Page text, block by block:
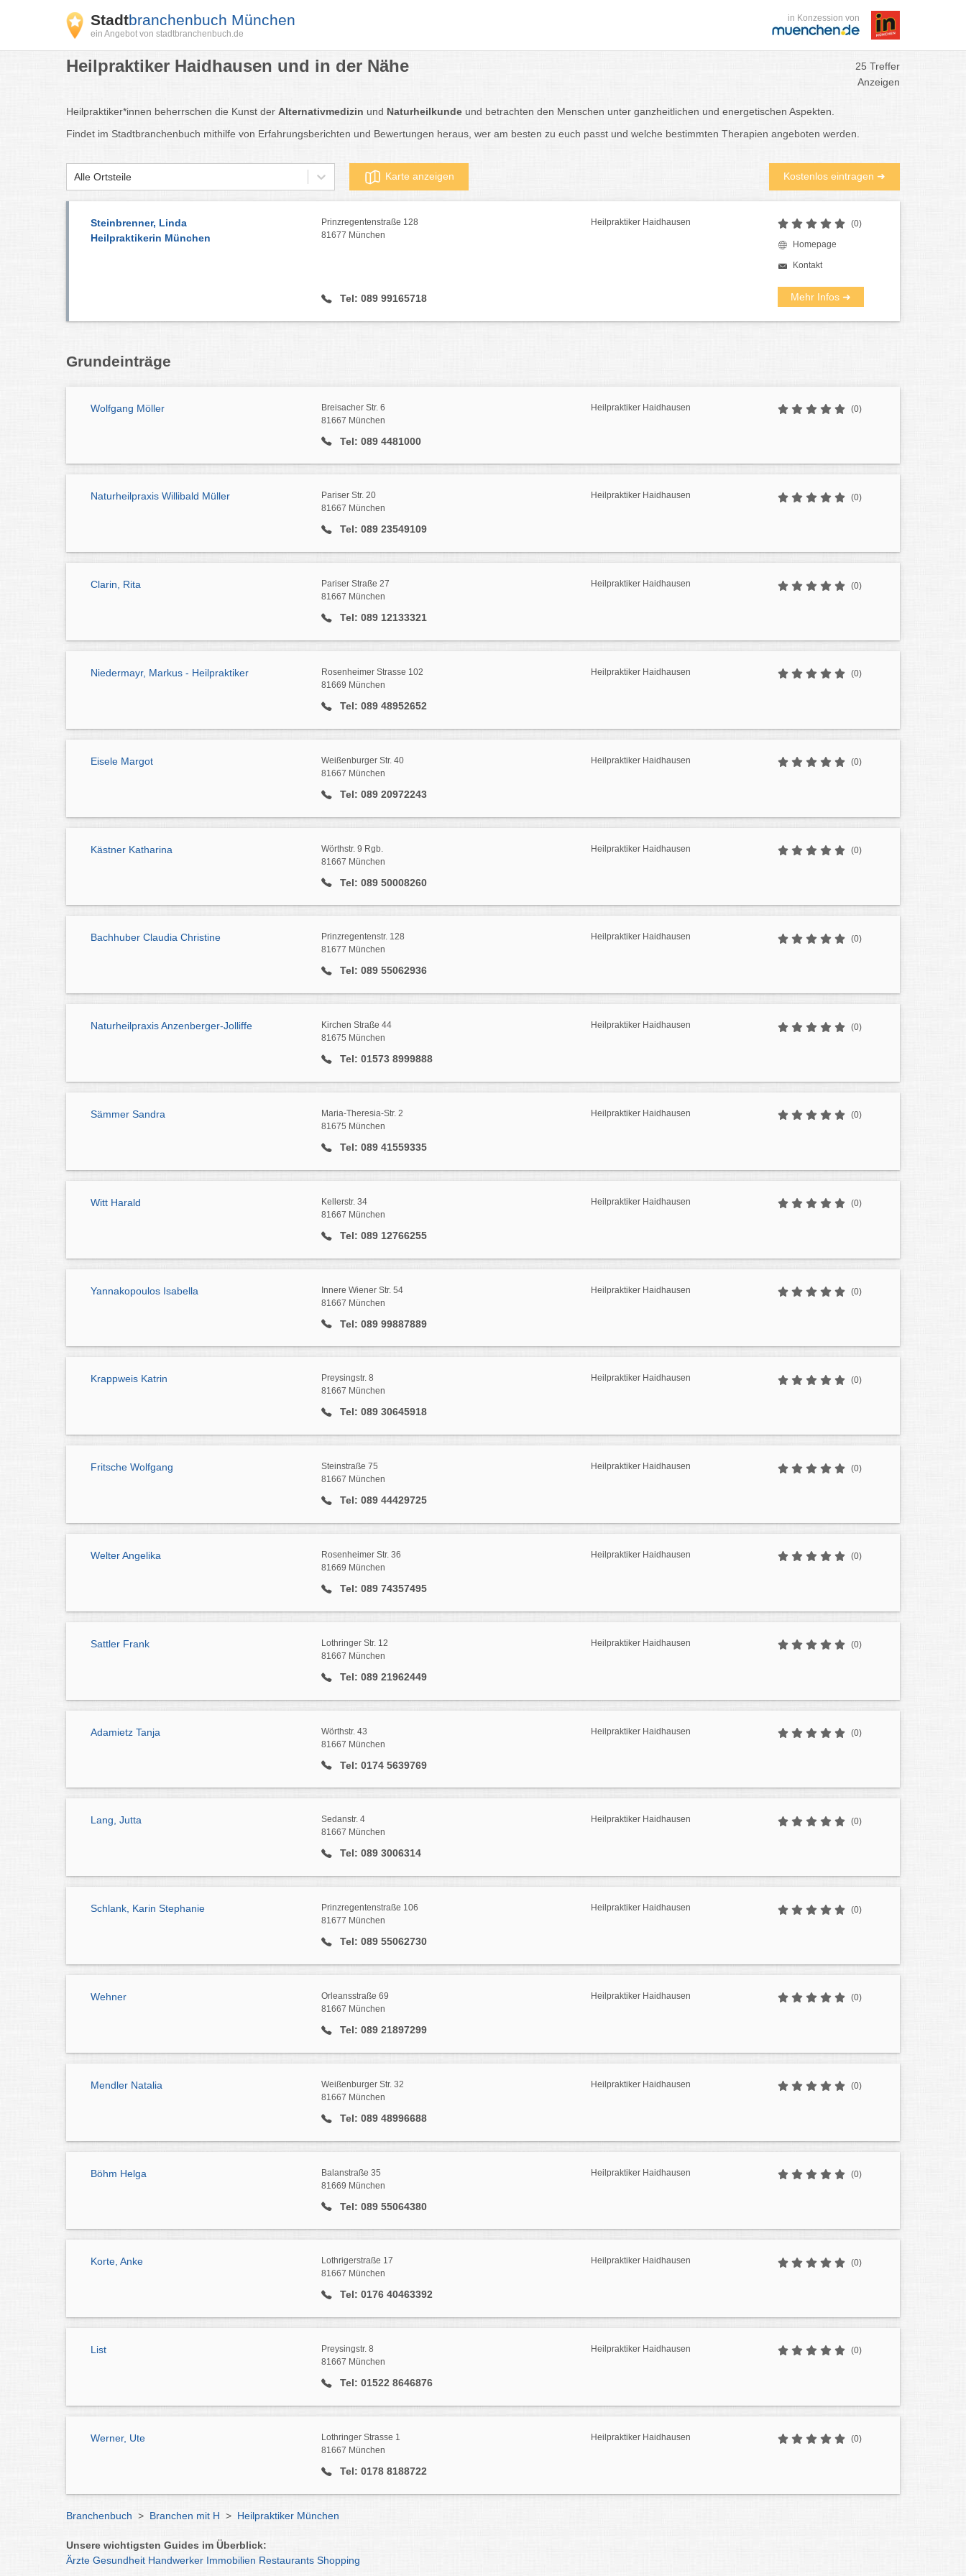
Stadtbranchenbuch München
ein Angebot von stadtbranchenbuch.de
in Konzession von
Heilpraktiker Haidhausen und in der Nähe
25 Treffer
Anzeigen
Heilpraktiker*innen beherrschen die Kunst der Alternativmedizin und Naturheilkunde und betrachten den Menschen unter ganzheitlichen und energetischen Aspekten.
Findet im Stadtbranchenbuch mithilfe von Erfahrungsberichten und Bewertungen heraus, wer am besten zu euch passt und welche bestimmten Therapien angeboten werden.
Alle Ortsteile Karte anzeigen Kostenlos eintragen ➜
Steinbrenner, Linda
Heilpraktikerin München
Prinzregentenstraße 128
81677 München
Tel: 089 99165718
Heilpraktiker Haidhausen (0)
Homepage
Kontakt
Mehr Infos ➜
Grundeinträge
Wolfgang Möller
Breisacher Str. 6
81667 München
Tel: 089 4481000
Heilpraktiker Haidhausen (0)
Naturheilpraxis Willibald Müller
Pariser Str. 20
81667 München
Tel: 089 23549109
Heilpraktiker Haidhausen (0)
Clarin, Rita
Pariser Straße 27
81667 München
Tel: 089 12133321
Heilpraktiker Haidhausen (0)
Niedermayr, Markus - Heilpraktiker
Rosenheimer Strasse 102
81669 München
Tel: 089 48952652
Heilpraktiker Haidhausen (0)
Eisele Margot
Weißenburger Str. 40
81667 München
Tel: 089 20972243
Heilpraktiker Haidhausen (0)
Kästner Katharina
Wörthstr. 9 Rgb.
81667 München
Tel: 089 50008260
Heilpraktiker Haidhausen (0)
Bachhuber Claudia Christine
Prinzregentenstr. 128
81677 München
Tel: 089 55062936
Heilpraktiker Haidhausen (0)
Naturheilpraxis Anzenberger-Jolliffe
Kirchen Straße 44
81675 München
Tel: 01573 8999888
Heilpraktiker Haidhausen (0)
Sämmer Sandra
Maria-Theresia-Str. 2
81675 München
Tel: 089 41559335
Heilpraktiker Haidhausen (0)
Witt Harald
Kellerstr. 34
81667 München
Tel: 089 12766255
Heilpraktiker Haidhausen (0)
Yannakopoulos Isabella
Innere Wiener Str. 54
81667 München
Tel: 089 99887889
Heilpraktiker Haidhausen (0)
Krappweis Katrin
Preysingstr. 8
81667 München
Tel: 089 30645918
Heilpraktiker Haidhausen (0)
Fritsche Wolfgang
Steinstraße 75
81667 München
Tel: 089 44429725
Heilpraktiker Haidhausen (0)
Welter Angelika
Rosenheimer Str. 36
81669 München
Tel: 089 74357495
Heilpraktiker Haidhausen (0)
Sattler Frank
Lothringer Str. 12
81667 München
Tel: 089 21962449
Heilpraktiker Haidhausen (0)
Adamietz Tanja
Wörthstr. 43
81667 München
Tel: 0174 5639769
Heilpraktiker Haidhausen (0)
Lang, Jutta
Sedanstr. 4
81667 München
Tel: 089 3006314
Heilpraktiker Haidhausen (0)
Schlank, Karin Stephanie
Prinzregentenstraße 106
81677 München
Tel: 089 55062730
Heilpraktiker Haidhausen (0)
Wehner
Orleansstraße 69
81667 München
Tel: 089 21897299
Heilpraktiker Haidhausen (0)
Mendler Natalia
Weißenburger Str. 32
81667 München
Tel: 089 48996688
Heilpraktiker Haidhausen (0)
Böhm Helga
Balanstraße 35
81669 München
Tel: 089 55064380
Heilpraktiker Haidhausen (0)
Korte, Anke
Lothrigerstraße 17
81667 München
Tel: 0176 40463392
Heilpraktiker Haidhausen (0)
List
Preysingstr. 8
81667 München
Tel: 01522 8646876
Heilpraktiker Haidhausen (0)
Werner, Ute
Lothringer Strasse 1
81667 München
Tel: 0178 8188722
Heilpraktiker Haidhausen (0)
Branchenbuch > Branchen mit H > Heilpraktiker München
Unsere wichtigsten Guides im Überblick:
Ärzte Gesundheit Handwerker Immobilien Restaurants Shopping